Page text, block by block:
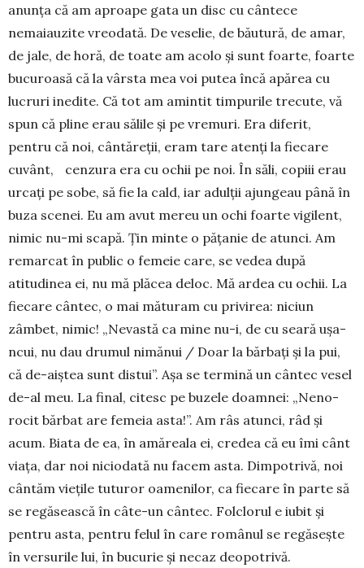
anunţa că am aproape gata un disc cu cântece
nemaiauzite vreo­da­tă. De veselie, de băutură, de amar,
de jale, de horă, de toate am acolo şi sunt foarte, foarte
bucu­roasă că la vârsta mea voi putea încă apărea cu
lucruri inedite. Că tot am amintit timpurile tre­cute, vă
spun că pline erau sălile şi pe vremuri. Era diferit,
pentru că noi, cântăreţii, eram tare atenţi la fiecare
cuvânt, cenzura era cu ochii pe noi. În săli, copiii erau
urcaţi pe sobe, să fie la cald, iar adulţii ajungeau până în
buza scenei. Eu am avut mereu un ochi foarte vigilent,
nimic nu-mi scapă. Ţin minte o păţanie de atunci. Am
remarcat în public o femeie care, se vedea după
atitudinea ei, nu mă plăcea de­loc. Mă ardea cu ochii. La
fiecare cântec, o mai mătu­ram cu privirea: niciun
zâmbet, nimic! „Ne­vas­tă ca mine nu-i, de cu seară uşa-
ncui, nu dau drumul nimănui / Doar la bărbaţi şi la pui,
că de-aiştea sunt distui”. Aşa se termină un cântec vesel
de-al meu. La final, citesc pe buzele doam­nei: „Ne­no­
rocit bărbat are femeia asta!”. Am râs atunci, râd şi
acum. Biata de ea, în amăreala ei, cre­dea că eu îmi cânt
viaţa, dar noi niciodată nu facem asta. Dimpo­tri­vă, noi
cântăm vieţile tuturor oame­nilor, ca fiecare în parte să
se regăseas­că în câte-un cântec. Folclorul e iubit şi
pentru asta, pentru felul în care ro­mâ­nul se regăseşte
în ver­su­ri­le lui, în bucurie şi necaz deopotrivă.